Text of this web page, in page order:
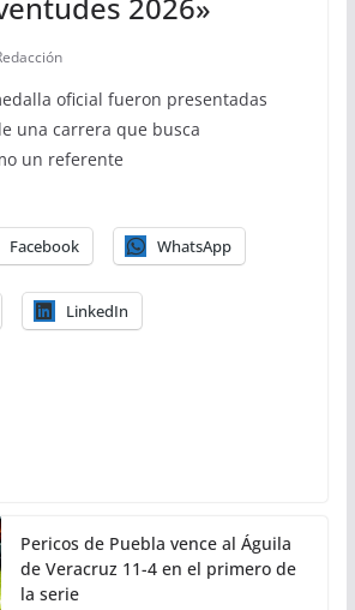
2026»
oficial fueron presentadas
una carrera que busca
un referente
Facebook WhatsApp
LinkedIn
Pericos de Puebla vence al Águila
de Veracruz 11-4 en el primero de
la serie